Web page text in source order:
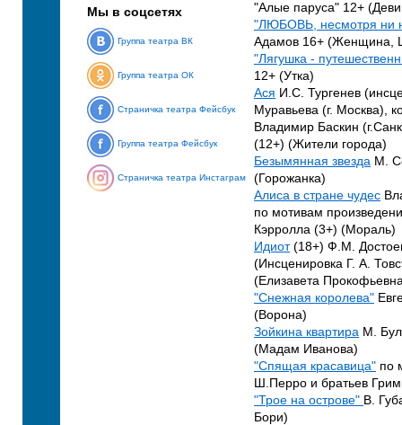
Мы в соцсетях
Группа театра ВК
Группа театра ОК
Страничка театра Фейсбук
Группа театра Фейсбук
Страничка театра Инстаграм
"Алые паруса" 12+
"ЛЮБОВЬ, несмотря ни
Адамов 16+ (Женщина,
"Лягушка -
12+ (Утка)
Ася И.С. Тургенев
Муравьева (г. Москва),
Владимир Баскин
(12+) (Жители города)
Безымянная звезда М.
(Горожанка)
Алиса в стране чудес
по мотивам
Кэрролла (3+) (Мораль)
Идиот(18+) Ф.М.
(Инсценировка Г. А.
(Елизавета
"Снежная королева"
(Ворона)
Зойкина квартира М.
(Мадам Иванова)
"Спящая красавица" по
Ш.Перро и братьев
"Трое на острове" В.
Бори)